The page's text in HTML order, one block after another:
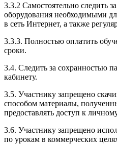
3.3.2 Самостоятельно следить
оборудования необходимыми
в сеть Интернет, а также
3.3.3. Полностью оплатить
сроки.
3.4. Следить за сохранностью
кабинету.
3.5. Участнику запрещено
способом материалы,
предоставлять доступ к
3.6. Участнику запрещено
по урокам в коммерческих